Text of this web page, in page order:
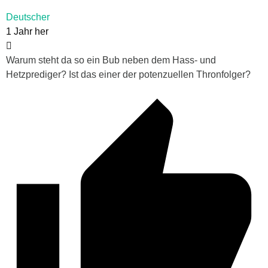
Deutscher
1 Jahr her
Warum steht da so ein Bub neben dem Hass- und
Hetzprediger? Ist das einer der potenzuellen Thronfolger?